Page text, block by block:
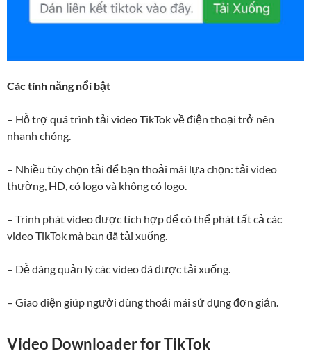
Các tính năng nổi bật
– Hỗ trợ quá trình tải video TikTok về điện thoại trở nên
nhanh chóng.
– Nhiều tùy chọn tải để bạn thoải mái lựa chọn: tải video
thường, HD, có logo và không có logo.
– Trình phát video được tích hợp để có thể phát tất cả các
video TikTok mà bạn đã tải xuống.
– Dễ dàng quản lý các video đã được tải xuống.
– Giao diện giúp người dùng thoải mái sử dụng đơn giản.
Video Downloader for TikTok